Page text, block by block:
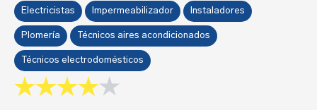
Electricistas Impermeabilizador Instaladores
Plomería Técnicos aires acondicionados
Técnicos electrodomésticos
4.0 rating
Esta reseña se basa en mi propia experiencia y
es mi opinión genuina.
Sobre tu negocio